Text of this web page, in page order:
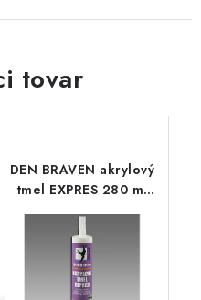
tovar
DEN BRAVEN akrylový
tmel EXPRES 280 ml
bílý